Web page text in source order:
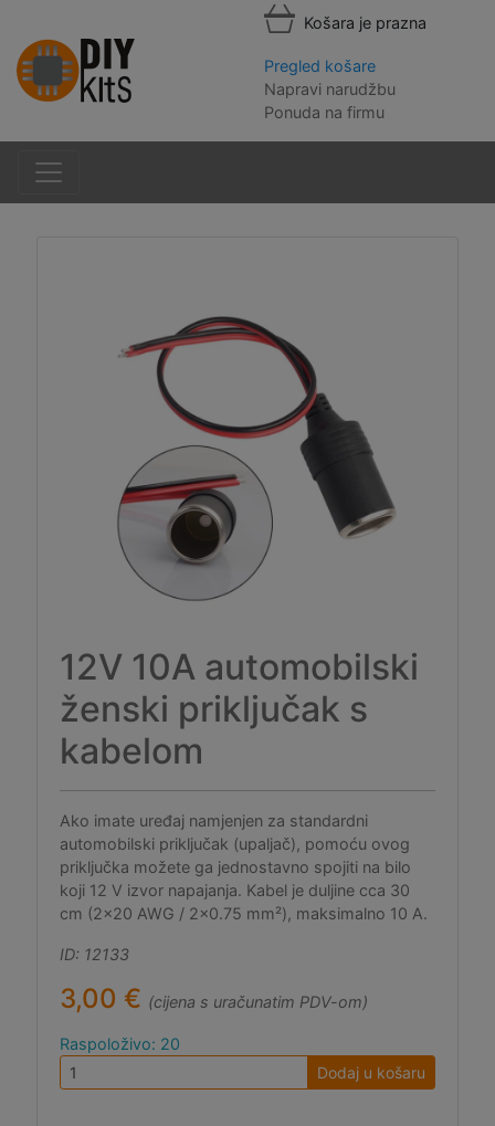
Košara je prazna
Pregled košare
Napravi narudžbu
Ponuda na firmu
12V 10A automobilski
ženski priključak s
kabelom
Ako imate uređaj namjenjen za standardni
automobilski priključak (upaljač), pomoću ovog
priključka možete ga jednostavno spojiti na bilo
koji 12 V izvor napajanja. Kabel je duljine cca 30
cm (2x20 AWG / 2x0.75 mm²), maksimalno 10 A.
ID: 12133
3,00 € (cijena s uračunatim PDV-om)
Raspoloživo: 20
Dodaj u košaru